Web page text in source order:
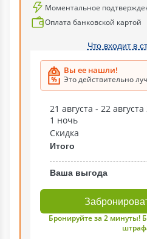
Моментальное
Оплата банковской картой
Что входит в
Вы ее нашли!
Это действительно
21 августа - 22
1 ночь
Скидка
Итого
Ваша выгода
Бронируйте за 2 минуты!